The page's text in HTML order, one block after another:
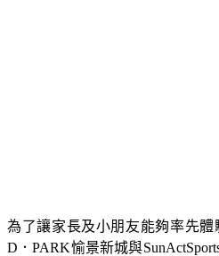
為了讓家長及小朋友能夠率先體
D．PARK愉景新城與